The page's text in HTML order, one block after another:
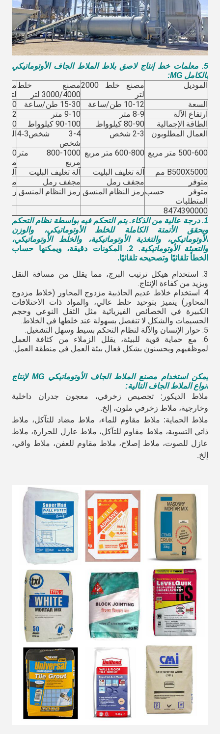
5. معلمات خط إنتاج لاصق بلاط الملاط الجاف الأوتوماتيكي
بالكامل MG:
الموديل
مصنع خلط 2000
لتر
مصنع خلط
3000/4000 لتر
لتر
السعة
10-12 طن/ساعة 15-30 طن/ساعة
30-40 طن/
ارتفاع الآلة
8-9 متر 9-10 متر
11-12
الطاقة الإجمالية
80-90 كيلوواط 90-100 كيلوواط
100-120
العمال المطلوبون
2-3 شخص 3-4 شخص
3-4
شخص
500-600 متر مربع 600-800 متر مربع
800-1000 متر
مربع
مربع
B500X5000 مم
آلة تغليف البليت آلة تغليف البليت
آلة
متوفر
مجفف رمل مجفف رمل
متوفر حسب
المتطلبات
رمز النظام المنسق رمز النظام المنسق رمز
8474390000
1. درجة عالية من الذكاء. يتم التحكم فيه بواسطة نظام التحكم
ويحقق الأتمتة الكاملة للخلط الأوتوماتيكي، والوزن
الأوتوماتيكي، والتغذية الأوتوماتيكية، والخلط الأوتوماتيكي،
والتعبئة الأوتوماتيكية.
2. المكونات دقيقة، ويمكنها حساب
الخطأ تلقائيًا وتصحيحه تلقائيًا.
3. استخدام هيكل ترتيب البرج، مما يقلل من مسافة النقل
ويزيد من كفاءة الإنتاج.
4. استخدام خلاط عديم الجاذبية مزدوج المحاور (خلاط مزدوج
المحاور) يتميز بتوحيد خلط عالي، والمواد ذات الاختلافات
الكبيرة في الخصائص الفيزيائية مثل الثقل النوعي وحجم
الجسيمات والشكل لا تنفصل بسهولة عند خلطها في الخلاط.
5. حوار الإنسان والآلة لنظام التحكم بسيط وسهل التشغيل.
6. مع حماية قوية للبيئة، يقلل الزملاء من كثافة العمل
لموظفيهم ويحسنون بشكل فعال بيئة العمل في منطقة العمل.
يمكن استخدام مصنع الملاط الجاف الأوتوماتيكي MG لإنتاج
أنواع الملاط الجاف التالية:
ملاط الديكور: تجصيص زخرفي، معجون جدران داخلية
وخارجية، ملاط زخرفي ملون، إلخ.
ملاط الحماية: ملاط مقاوم للماء، ملاط مضاد للتآكل، ملاط
ذاتي التسوية، ملاط مقاوم للتآكل، ملاط عازل للحرارة، ملاط
عازل للصوت، ملاط إصلاح، ملاط مقاوم للعفن، ملاط واقي،
إلخ.